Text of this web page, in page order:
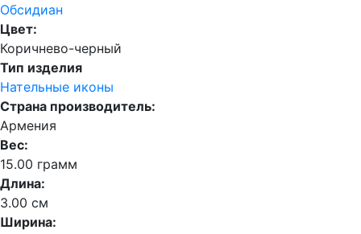
Обсидиан
Цвет:
Коричнево-черный
Тип изделия
Нательные иконы
Страна производитель:
Армения
Вес:
15.00 грамм
Длина:
3.00 см
Ширина: